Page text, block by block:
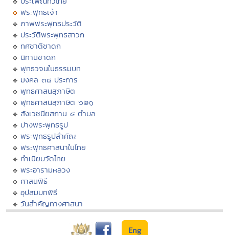
พระพุทธเจ้า
ภาพพระพุทธประวัติ
ประวัติพระพุทธสาวก
ทศชาติชาดก
นิทานชาดก
พุทธวจนในธรรมบท
มงคล ๓๘ ประการ
พุทธศาสนสุภาษิต
พุทธศาสนสุภาษิต ๖๒๑
สังเวชนียสถาน ๔ ตำบล
ปางพระพุทธรูป
พระพุทธรูปสำคัญ
พระพุทธศาสนาในไทย
ทำเนียบวัดไทย
พระอารามหลวง
ศาสนพิธี
อุปสมบทพิธี
วันสำคัญทางศาสนา
Eng